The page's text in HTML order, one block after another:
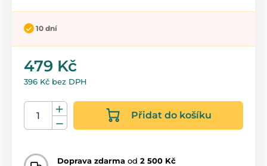
10 dní
479 Kč
396 Kč bez DPH
Přidat do košíku
Doprava zdarma od 2 500 Kč